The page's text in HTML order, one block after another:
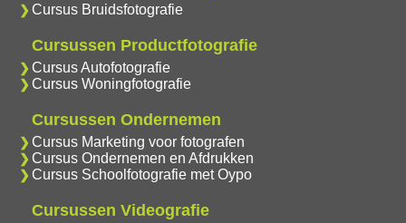
Cursus Bruidsfotografie
Cursussen Productfotografie
Cursus Autofotografie
Cursus Woningfotografie
Cursussen Ondernemen
Cursus Marketing voor fotografen
Cursus Ondernemen en Afdrukken
Cursus Schoolfotografie met Oypo
Cursussen Videografie